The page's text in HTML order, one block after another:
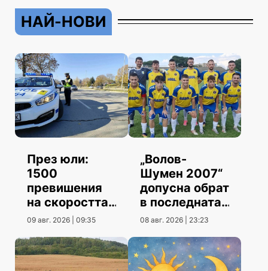
НАЙ-НОВИ
През юли:
1500
превишения
на скоростта
повече от юни
09 авг. 2026 | 09:35
„Волов-
Шумен 2007“
допусна обрат
в последната
контрола
08 авг. 2026 | 23:23